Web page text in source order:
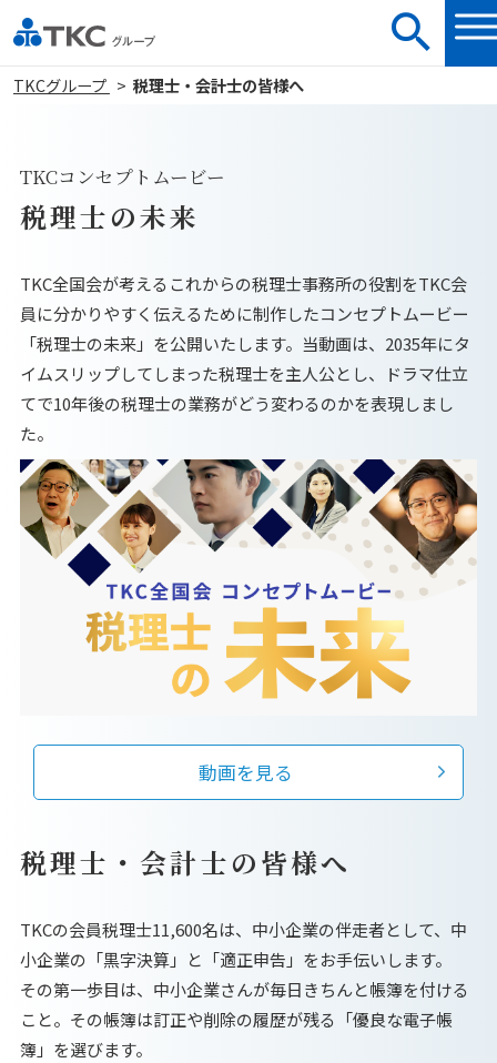
TKCグループ 税理士・会計士の皆様へ
TKCコンセプトムービー
税理士の未来
TKC全国会が考えるこれからの税理士事務所の役割をTKC会
員に分かりやすく伝えるために制作したコンセプトムービー
「税理士の未来」を公開いたします。当動画は、2035年にタ
イムスリップしてしまった税理士を主人公とし、ドラマ仕立
てで10年後の税理士の業務がどう変わるのかを表現しまし
た。
動画を見る
税理士・会計士の皆様へ
TKCの会員税理士11,600名は、中小企業の伴走者として、中
小企業の「黒字決算」と「適正申告」をお手伝いします。
その第一歩目は、中小企業さんが毎日きちんと帳簿を付ける
こと。その帳簿は訂正や削除の履歴が残る「優良な電子帳
簿」を選びます。